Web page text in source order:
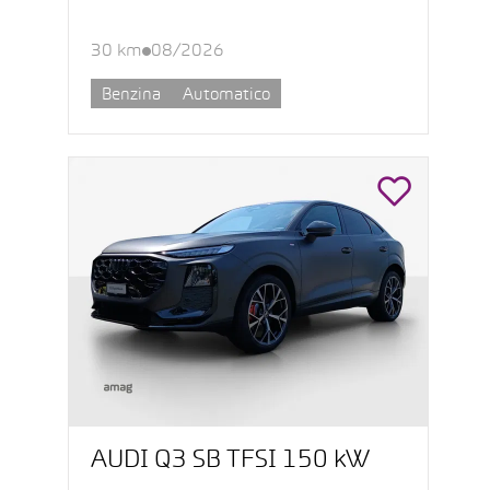
30 km 08/2026
Benzina Automatico
AUDI Q3 SB TFSI 150 kW